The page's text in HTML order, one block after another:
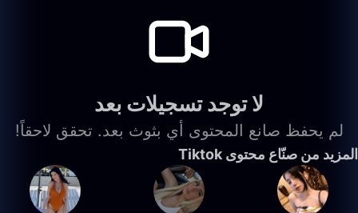
لا توجد تسجيلات بعد
لم يحفظ صانع المحتوى أي بثوث بعد. تحقق لاحقاً!
المزيد من صنّاع محتوى Tiktok